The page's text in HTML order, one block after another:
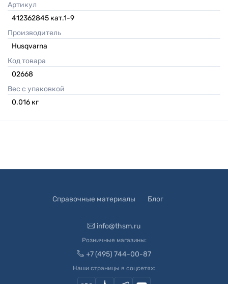
Артикул
412362845 кат.1-9
Производитель
Husqvarna
Код товара
02668
Вес с упаковкой
0.016 кг
Справочные материалы Блог
info@thsm.ru
Розничные магазины:
+7 (495) 744-00-87
Наши страницы в соцсетях: